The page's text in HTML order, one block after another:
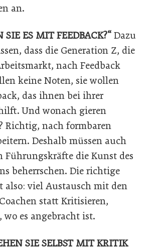
an.
SIE ES MIT FEEDBACK?“ Dazu
dass die Generation Z, die
nach Feedback
keine Noten, sie wollen
das ihnen bei ihrer
Und wonach gieren
Richtig, nach formbaren
Deshalb müssen auch
die Kunst des
beherrschen. Die richtige
viel Austausch mit den
statt Kritisieren,
wo es angebracht ist.
SIE SELBST MIT KRITIK